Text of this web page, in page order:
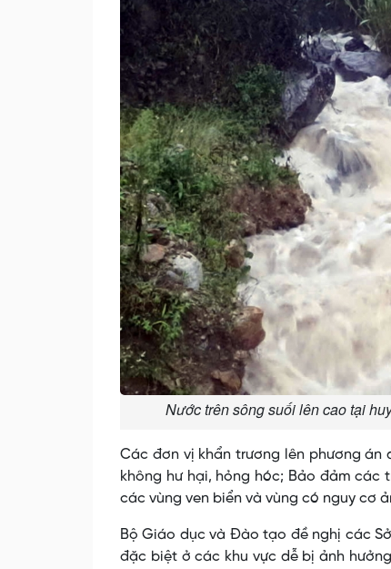
Nước trên sông suối lên cao tại
Các đơn vị khẩn trương lên phương
không hư hại, hỏng hóc; Bảo đảm
các vùng ven biển và vùng có nguy cơ
Bộ Giáo dục và Đào tạo đề nghị các
đặc biệt ở các khu vực dễ bị ảnh